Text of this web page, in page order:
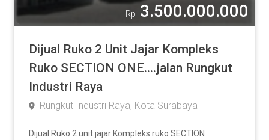
Rp 3.500.000.000
Dijual Ruko 2 Unit Jajar Kompleks
Ruko SECTION ONE....jalan Rungkut
Industri Raya
Rungkut Industri Raya, Kota Surabaya
Dijual Ruko 2 unit jajar Kompleks ruko SECTION